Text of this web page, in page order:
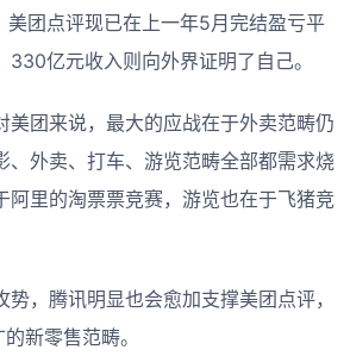
团点评现已在上一年5月完结盈亏平
亿元收入则向外界证明了自己。
团来说，最大的应战在于外卖范畴仍
外卖、打车、游览范畴全部都需求烧
里的淘票票竞赛，游览也在于飞猪竞
，腾讯明显也会愈加支撑美团点评，
新零售范畴。